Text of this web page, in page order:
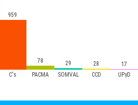
C's PACMA SOMVAL CCD UPyD
959
78 29 28 17